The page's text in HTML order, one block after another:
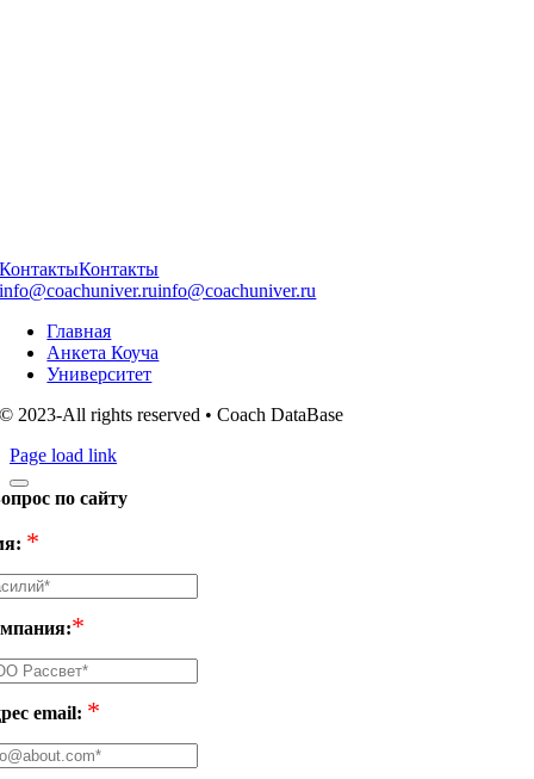
КонтактыКонтакты
info@coachuniver.ruinfo@coachuniver.ru
Главная
Анкета Коуча
Университет
© 2023-All rights reserved • Coach DataBase
Page load link
по сайту
*
*
email: *